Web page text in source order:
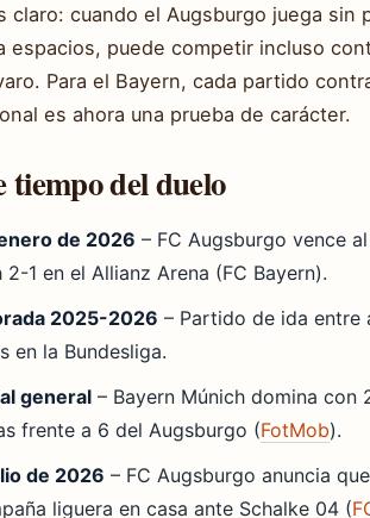
claro: cuando el Augsburgo juega sin
espacios, puede competir incluso
Para el Bayern, cada partido
es ahora una prueba de carácter.
tiempo del duelo
de 2026 – FC Augsburgo vence
2-1 en el Allianz Arena (FC Bayern).
2025-2026 – Partido de ida entre
en la Bundesliga.
general– Bayern Múnich domina con
frente a 6 del Augsburgo (FotMob).
de 2026 – FC Augsburgo anuncia
liguera en casa ante Schalke 04 (